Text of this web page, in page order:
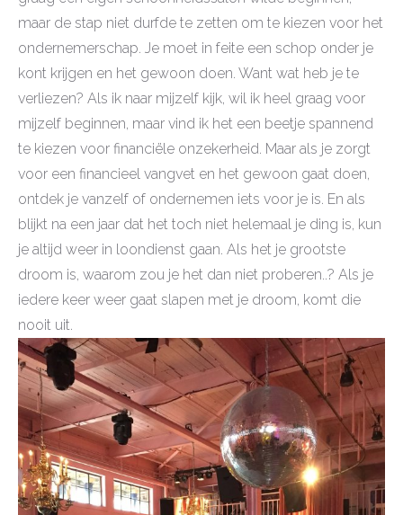
maar de stap niet durfde te zetten om te kiezen voor het
ondernemerschap. Je moet in feite een schop onder je
kont krijgen en het gewoon doen. Want wat heb je te
verliezen? Als ik naar mijzelf kijk, wil ik heel graag voor
mijzelf beginnen, maar vind ik het een beetje spannend
te kiezen voor financiële onzekerheid. Maar als je zorgt
voor een financieel vangvet en het gewoon gaat doen,
ontdek je vanzelf of ondernemen iets voor je is. En als
blijkt na een jaar dat het toch niet helemaal je ding is, kun
je altijd weer in loondienst gaan. Als het je grootste
droom is, waarom zou je het dan niet proberen..? Als je
iedere keer weer gaat slapen met je droom, komt die
nooit uit.